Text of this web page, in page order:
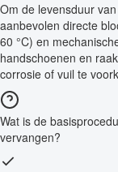
Om de levensduur
aanbevolen directe
60 °C) en
handschoenen en
corrosie of vuil te
Wat is de
vervangen?